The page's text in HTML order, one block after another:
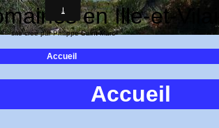
en Ille-et-
site créé par Philippe Saint-Marc
Accueil
Accueil